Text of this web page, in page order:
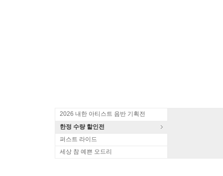
2026 내한 아티스트 음반 기획전
한정 수량 할인전
퍼스트 라이드
세상 참 예쁜 오드리